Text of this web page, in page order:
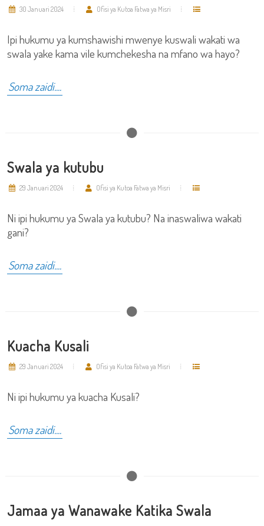
30 Januari 2024 Ofisi ya Kutoa Fatwa ya Misri
Ipi hukumu ya kumshawishi mwenye kuswali wakati wa
swala yake kama vile kumchekesha na mfano wa hayo?
Soma zaidi....
Swala ya kutubu
29 Januari 2024 Ofisi ya Kutoa Fatwa ya Misri
Ni ipi hukumu ya Swala ya kutubu? Na inaswaliwa wakati
gani?
Soma zaidi....
Kuacha Kusali
29 Januari 2024 Ofisi ya Kutoa Fatwa ya Misri
Ni ipi hukumu ya kuacha Kusali?
Soma zaidi....
Jamaa ya Wanawake Katika Swala